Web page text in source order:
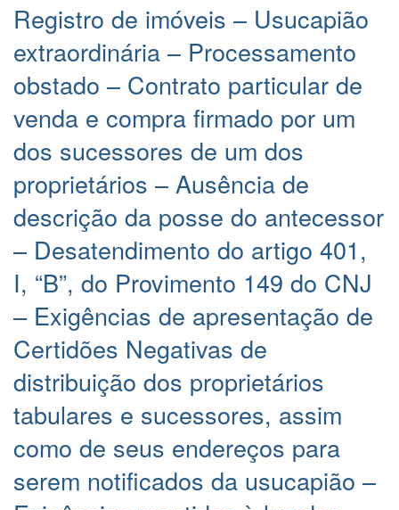
Registro de imóveis – Usucapião
extraordinária – Processamento
obstado – Contrato particular de
venda e compra firmado por um
dos sucessores de um dos
proprietários – Ausência de
descrição da posse do antecessor
– Desatendimento do artigo 401,
I, “B”, do Provimento 149 do CNJ
– Exigências de apresentação de
Certidões Negativas de
distribuição dos proprietários
tabulares e sucessores, assim
como de seus endereços para
serem notificados da usucapião –